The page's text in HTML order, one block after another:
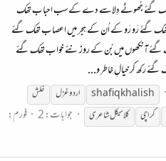
گئے جُھوٹے دِلاسے دے کےسب احباب تھک
گئے رَو رَو کے اُن کے ہجر میں اعصاب تھک گئے
آنکھوں میں بُن کے روز نئے خواب تھک گئے
رکھ کر خیالِ خاطر و...
shafiq khalish اردو غزل
خلش
کراچی کلاسیکل شاعری جوابات: 2
فورم: